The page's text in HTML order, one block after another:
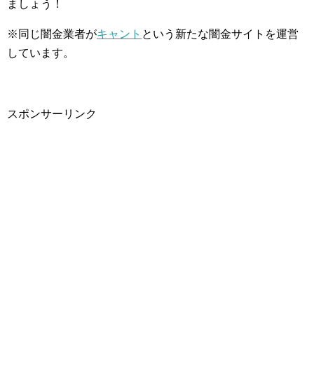
ましょう！
※同じ闇金業者がキャント という新たな闇金サイトを運営
しています。
スポンサーリンク